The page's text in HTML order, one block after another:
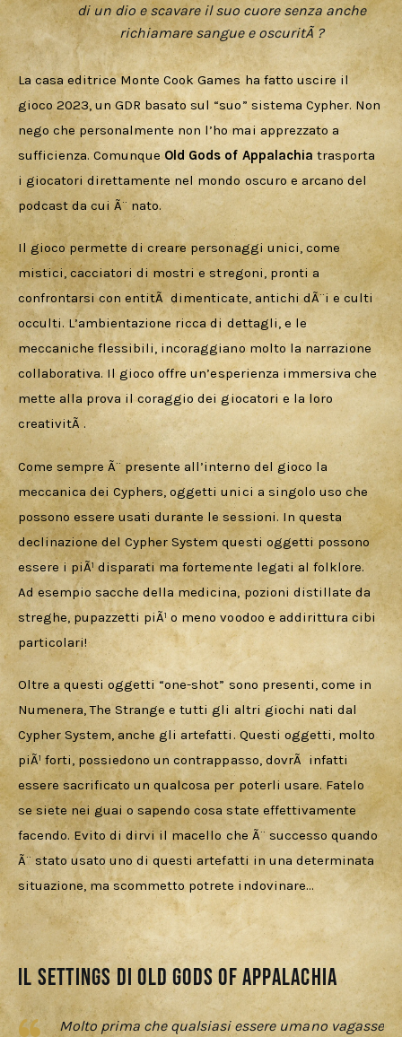
di un dio e scavare il suo cuore senza anche
richiamare sangue e oscuritÃ ?
La casa editrice Monte Cook Games ha fatto uscire il
gioco 2023, un GDR basato sul “suo” sistema Cypher. Non
nego che personalmente non l’ho mai apprezzato a
sufficienza. Comunque Old Gods of Appalachia trasporta
i giocatori direttamente nel mondo oscuro e arcano del
podcast da cui Ã¨ nato.
Il gioco permette di creare personaggi unici, come
mistici, cacciatori di mostri e stregoni, pronti a
confrontarsi con entitÃ  dimenticate, antichi dÃ¨i e culti
occulti. L’ambientazione ricca di dettagli, e le
meccaniche flessibili, incoraggiano molto la narrazione
collaborativa. Il gioco offre un’esperienza immersiva che
mette alla prova il coraggio dei giocatori e la loro
creativitÃ .
Come sempre Ã¨ presente all’interno del gioco la
meccanica dei Cyphers, oggetti unici a singolo uso che
possono essere usati durante le sessioni. In questa
declinazione del Cypher System questi oggetti possono
essere i piÃ¹ disparati ma fortemente legati al folklore.
Ad esempio sacche della medicina, pozioni distillate da
streghe, pupazzetti piÃ¹ o meno voodoo e addirittura cibi
particolari!
Oltre a questi oggetti “one-shot” sono presenti, come in
Numenera, The Strange e tutti gli altri giochi nati dal
Cypher System, anche gli artefatti. Questi oggetti, molto
piÃ¹ forti, possiedono un contrappasso, dovrÃ  infatti
essere sacrificato un qualcosa per poterli usare. Fatelo
se siete nei guai o sapendo cosa state effettivamente
facendo. Evito di dirvi il macello che Ã¨ successo quando
Ã¨ stato usato uno di questi artefatti in una determinata
situazione, ma scommetto potrete indovinare…
Il Settings di Old Gods of Appalachia
Molto prima che qualsiasi essere umano vagasse